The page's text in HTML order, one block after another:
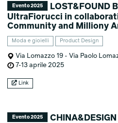
Evento 2025
LOST&FOUND
UltraFiorucci in
Community and Milliony
Moda e gioielli Product Design
Via Lomazzo 19 - Via Paolo
7-13 aprile 2025
Link
Evento 2025
CHINA&DESIGN